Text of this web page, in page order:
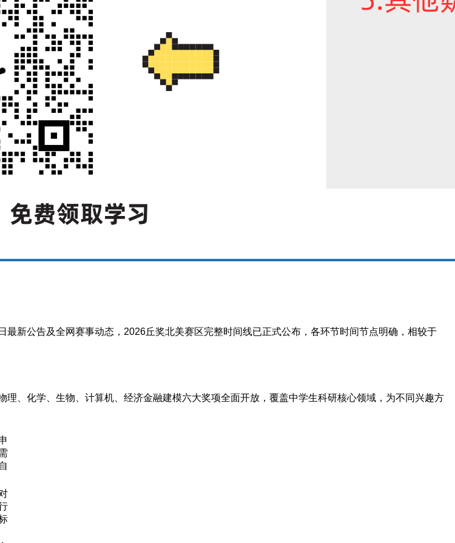
新公告及全网赛事动态，2026丘奖北美赛区完整时间线已正式公布，各环节时间节点明确，相较于
、化学、生物、计算机、经济金融建模六大奖项全面开放，覆盖中学生科研核心领域，为不同兴趣方